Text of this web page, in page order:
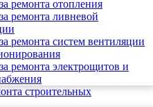
ремонта отопления
ремонта ливневой
ремонта систем вентиляции
ремонта электрощитов и
строительных